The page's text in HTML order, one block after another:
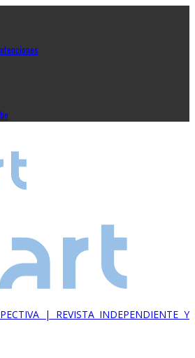
| REVISTA INDEPENDIENTE Y